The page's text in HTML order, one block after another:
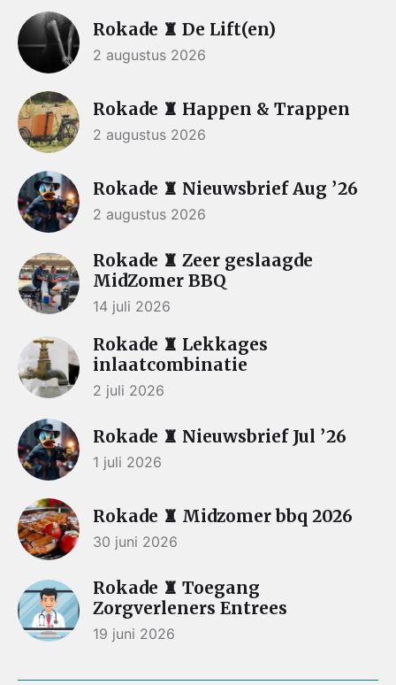
Rokade ♜ De Lift(en)
2 augustus 2026
Rokade ♜ Happen & Trappen
2 augustus 2026
Rokade ♜ Nieuwsbrief Aug ’26
2 augustus 2026
Rokade ♜ Zeer geslaagde
MidZomer BBQ
14 juli 2026
Rokade ♜ Lekkages
inlaatcombinatie
2 juli 2026
Rokade ♜ Nieuwsbrief Jul ’26
1 juli 2026
Rokade ♜ Midzomer bbq 2026
30 juni 2026
Rokade ♜ Toegang
Zorgverleners Entrees
19 juni 2026